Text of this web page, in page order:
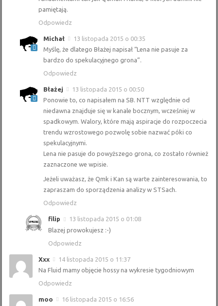
pamiętają.
Odpowiedz
Michał
13 listopada 2015 o 00:35
Myślę, że dlatego Błażej napisał “Lena nie pasuje za
bardzo do spekulacyjnego grona”.
Odpowiedz
Błażej
13 listopada 2015 o 00:50
Ponowie to, co napisałem na SB. NTT względnie od
niedawna znajduje się w kanale bocznym, wcześniej w
spadkowym. Walory, które mają aspiracje do rozpoczecia
trendu wzrostowego pozwolę sobie nazwać póki co
spekulacyjnymi.
Lena nie pasuje do powyższego grona, co zostało również
zaznaczone we wpisie.
Jeżeli uważasz, że Qmk i Kan są warte zainteresowania, to
zapraszam do sporządzenia analizy w STSach.
Odpowiedz
filip
13 listopada 2015 o 01:08
Blazej prowokujesz :-)
Odpowiedz
Xxx
14 listopada 2015 o 11:37
Na Fluid mamy objęcie hossy na wykresie tygodniowym
Odpowiedz
moo
16 listopada 2015 o 16:56